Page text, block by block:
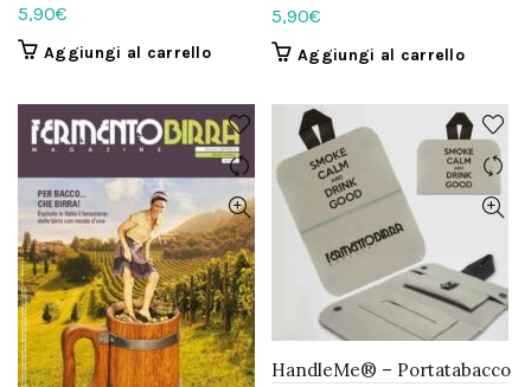
5,90€
Aggiungi al carrello
5,90€
Aggiungi al carrello
HandleMe® – Portatabacco